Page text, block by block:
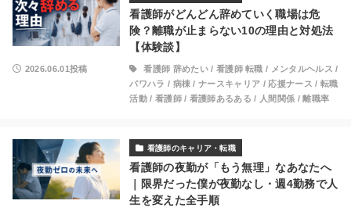
看護師がどんどん辞めていく職場は危
険？離職が止まらない10の理由と対処法
【体験談】
2026.06.01投稿 看護師 辞めたい/ 看護師 転職 / メンタルヘルス /
パワハラ / 病棟 /ナースキャリア / 応援ナース / 転職
活動/ 看護師/ 看護師あるある / 人間関係 /離職率
看護師のキャリア・転職
看護師の夜勤が「もう無理」なあなたへ
｜限界だった僕が夜勤なし・週4勤務で人
生を変えた全手順